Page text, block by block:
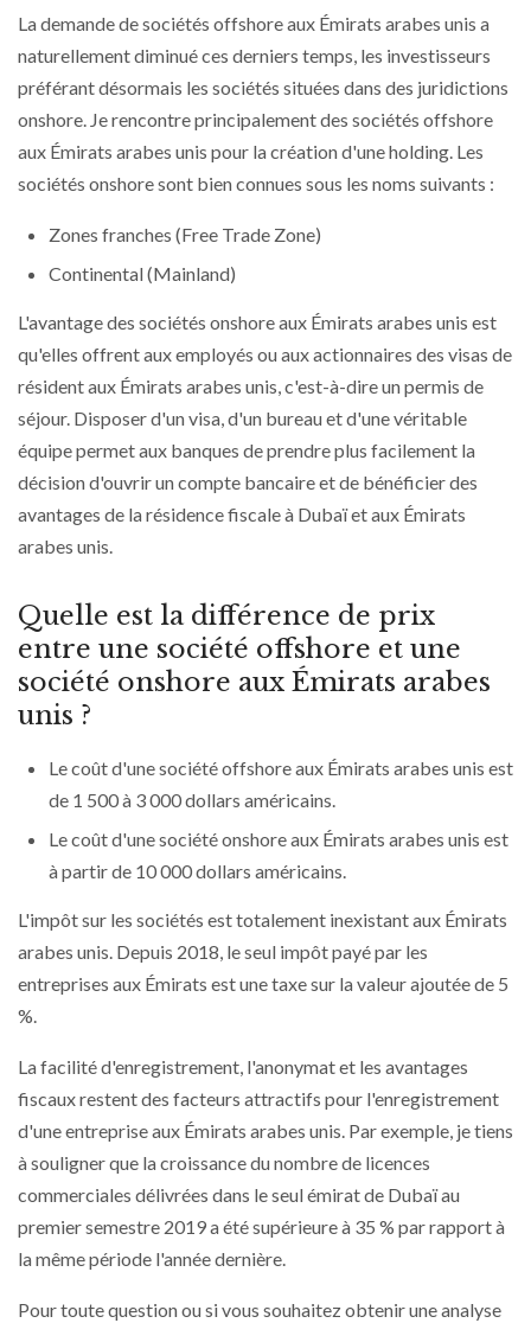
La demande de sociétés offshore aux Émirats arabes unis a
naturellement diminué ces derniers temps, les investisseurs
préférant désormais les sociétés situées dans des juridictions
onshore. Je rencontre principalement des sociétés offshore
aux Émirats arabes unis pour la création d'une holding. Les
sociétés onshore sont bien connues sous les noms suivants :
Zones franches (Free Trade Zone)
Continental (Mainland)
L'avantage des sociétés onshore aux Émirats arabes unis est
qu'elles offrent aux employés ou aux actionnaires des visas de
résident aux Émirats arabes unis, c'est-à-dire un permis de
séjour. Disposer d'un visa, d'un bureau et d'une véritable
équipe permet aux banques de prendre plus facilement la
décision d'ouvrir un compte bancaire et de bénéficier des
avantages de la résidence fiscale à Dubaï et aux Émirats
arabes unis.
Quelle est la différence de prix
entre une société offshore et une
société onshore aux Émirats arabes
unis ?
Le coût d'une société offshore aux Émirats arabes unis est
de 1 500 à 3 000 dollars américains.
Le coût d'une société onshore aux Émirats arabes unis est
à partir de 10 000 dollars américains.
L'impôt sur les sociétés est totalement inexistant aux Émirats
arabes unis. Depuis 2018, le seul impôt payé par les
entreprises aux Émirats est une taxe sur la valeur ajoutée de 5
%.
La facilité d'enregistrement, l'anonymat et les avantages
fiscaux restent des facteurs attractifs pour l'enregistrement
d'une entreprise aux Émirats arabes unis. Par exemple, je tiens
à souligner que la croissance du nombre de licences
commerciales délivrées dans le seul émirat de Dubaï au
premier semestre 2019 a été supérieure à 35 % par rapport à
la même période l'année dernière.
Pour toute question ou si vous souhaitez obtenir une analyse